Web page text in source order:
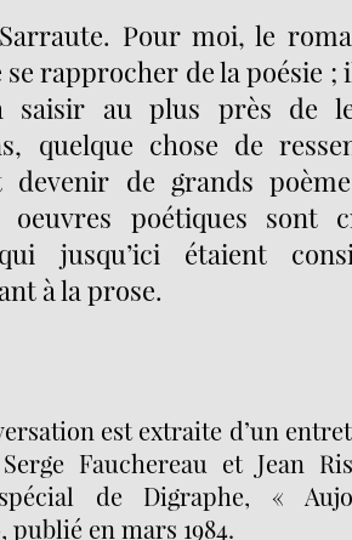
Pour moi, le
se rapprocher de la poésie
saisir au plus près de
quelque chose de
devenir de grands
oeuvres poétiques sont
jusqu’ici étaient
à la prose.
est extraite d’un
Fauchereau et Jean
de Digraphe, «
publié en mars 1984.